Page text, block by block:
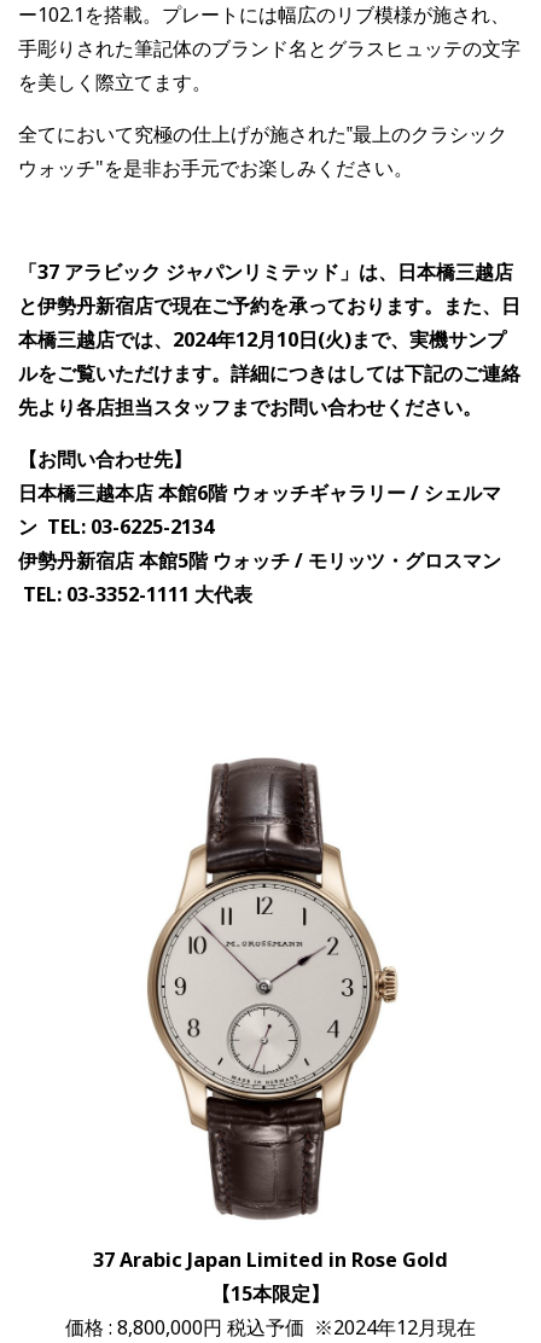
ー102.1を搭載。プレートには幅広のリブ模様が施され、
手彫りされた筆記体のブランド名とグラスヒュッテの文字
を美しく際立てます。
全てにおいて究極の仕上げが施された‟最上のクラシック
ウォッチ"を是非お手元でお楽しみください。
「37 アラビック ジャパンリミテッド」は、日本橋三越店
と伊勢丹新宿店で現在ご予約を承っております。また、日
本橋三越店では、2024年12月10日(火)まで、実機サンプ
ルをご覧いただけます。詳細につきはしては下記のご連絡
先より各店担当スタッフまでお問い合わせください。
【お問い合わせ先】
日本橋三越本店 本館6階 ウォッチギャラリー / シェルマ
ン TEL: 03-6225-2134
伊勢丹新宿店 本館5階 ウォッチ / モリッツ・グロスマン
TEL: 03-3352-1111 大代表
37 Arabic Japan Limited in Rose Gold
【15本限定】
価格 : 8,800,000円 税込予価 ※2024年12月現在